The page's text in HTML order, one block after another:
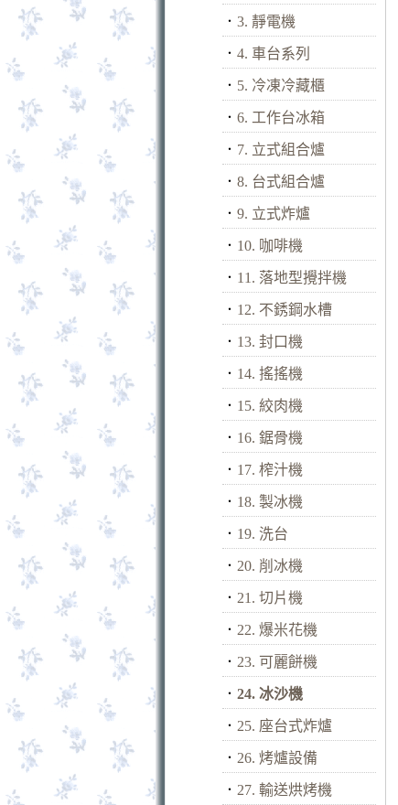
． 3. 靜電機
． 4. 車台系列
． 5. 冷凍冷藏櫃
． 6. 工作台冰箱
． 7. 立式組合爐
． 8. 台式組合爐
． 9. 立式炸爐
． 10. 咖啡機
． 11. 落地型攪拌機
． 12. 不銹鋼水槽
． 13. 封口機
． 14. 搖搖機
． 15. 絞肉機
． 16. 鋸骨機
． 17. 榨汁機
． 18. 製冰機
． 19. 洗台
． 20. 削冰機
． 21. 切片機
． 22. 爆米花機
． 23. 可麗餅機
． 24. 冰沙機
． 25. 座台式炸爐
． 26. 烤爐設備
． 27. 輸送烘烤機